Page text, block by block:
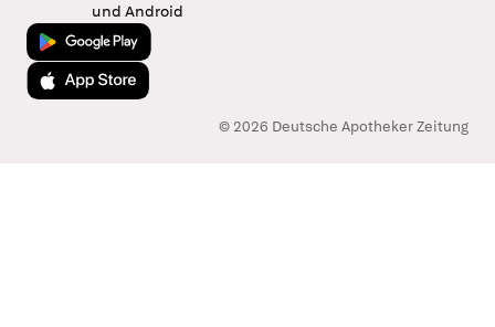
und Android
Jetzt bei Google Play
Laden im App Store
© 2026 Deutsche Apotheker Zeitung